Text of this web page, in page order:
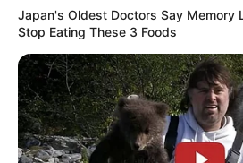
Japan's Oldest Doctors Say Memory
Stop Eating These 3 Foods